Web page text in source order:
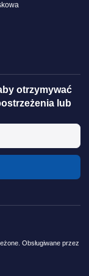
otrzymywać
lub
Obsługiwane przez